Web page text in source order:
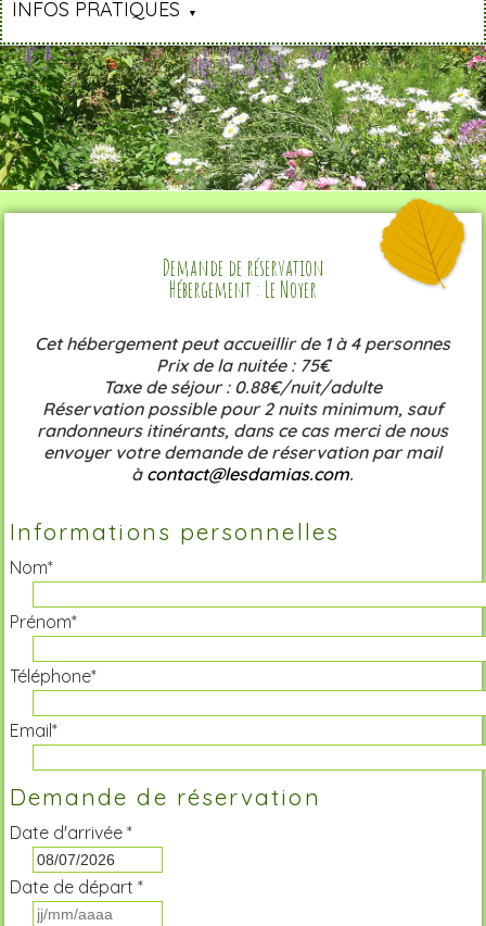
INFOS PRATIQUES
Demande de réservation
Hébergement : Le Noyer
Cet hébergement peut accueillir de 1 à 4 personnes
Prix de la nuitée : 75€
Taxe de séjour : 0.88€/nuit/adulte
Réservation possible pour 2 nuits minimum, sauf
randonneurs itinérants, dans ce cas merci de nous
envoyer votre demande de réservation par mail
à contact@lesdamias.com.
Informations personnelles
Nom*
Prénom*
Téléphone*
Email*
Demande de réservation
Date d'arrivée *
Date de départ *